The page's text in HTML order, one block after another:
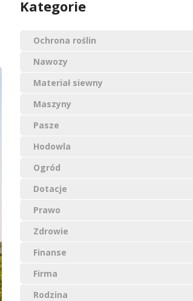
Kategorie
Ochrona roślin
Nawozy
Materiał siewny
Maszyny
Pasze
Hodowla
Ogród
Dotacje
Prawo
Zdrowie
Finanse
Firma
Rodzina